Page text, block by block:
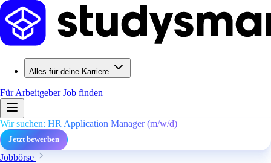
Alles für deine Karriere
Für ArbeitgeberJob finden
Wir suchen: HR Application Manager (m/w/d)
Jetzt bewerben
Jobbörse